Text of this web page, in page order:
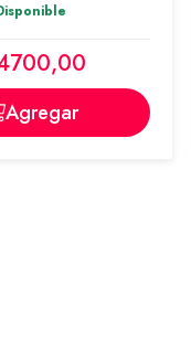
Agregar